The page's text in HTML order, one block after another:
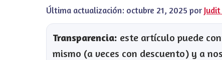
Última actualización: octubre 21, 2025 por
Transparencia: este artículo puede
mismo (a veces con descuento) y a